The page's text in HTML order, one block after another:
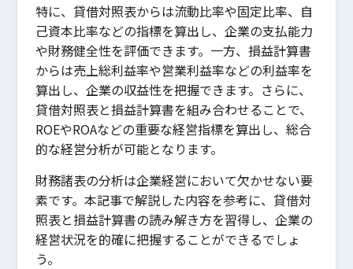
特に、貸借対照表からは流動比率や固定比率、自
己資本比率などの指標を算出し、企業の支払能力
や財務健全性を評価できます。一方、損益計算書
からは売上総利益率や営業利益率などの利益率を
算出し、企業の収益性を把握できます。さらに、
貸借対照表と損益計算書を組み合わせることで、
ROEやROAなどの重要な経営指標を算出し、総合
的な経営分析が可能となります。
財務諸表の分析は企業経営において欠かせない要
素です。本記事で解説した内容を参考に、貸借対
照表と損益計算書の読み解き方を習得し、企業の
経営状況を的確に把握することができるでしょ
う。